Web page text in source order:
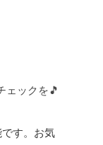
ェックを🎵
す。お気